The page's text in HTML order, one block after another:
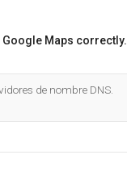
Maps correctly.
de nombre DNS.